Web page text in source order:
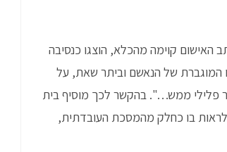
האישום קוימה מהכלא, הוצגו כנסיבה
המוגברת של הנאשם וביתר שאת, על
פלילי ממש…". בהקשר לכך מוסיף בית
בו כחלק מהמסכת העובדתית,